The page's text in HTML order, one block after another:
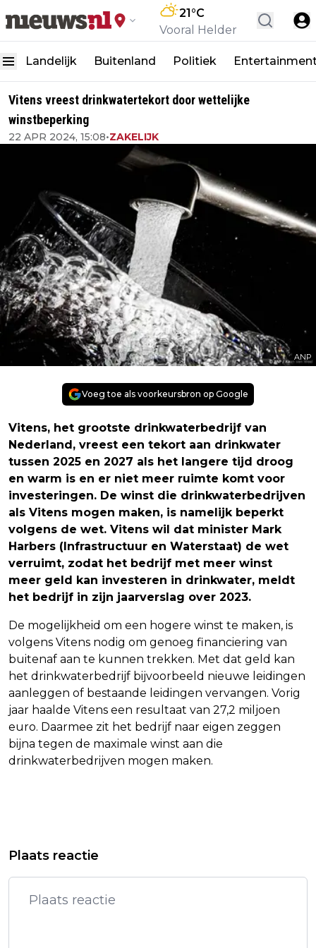
21°C
Vooral Helder
Landelijk Buitenland Politiek
Vitens vreest drinkwatertekort door wettelijke
winstbeperking
22 APR 2024, 15:08•ZAKELIJK
ANP
Voeg toe als voorkeursbron op Google
Vitens, het grootste drinkwaterbedrijf van
Nederland, vreest een tekort aan drinkwater
tussen 2025 en 2027 als het langere tijd droog
en warm is en er niet meer ruimte komt voor
investeringen. De winst die drinkwaterbedrijven
als Vitens mogen maken, is namelijk beperkt
volgens de wet. Vitens wil dat minister Mark
Harbers (Infrastructuur en Waterstaat) de wet
verruimt, zodat het bedrijf met meer winst
meer geld kan investeren in drinkwater, meldt
het bedrijf in zijn jaarverslag over 2023.
De mogelijkheid om een hogere winst te maken, is
volgens Vitens nodig om genoeg financiering van
buitenaf aan te kunnen trekken. Met dat geld kan
het drinkwaterbedrijf bijvoorbeeld nieuwe leidingen
aanleggen of bestaande leidingen vervangen. Vorig
jaar haalde Vitens een resultaat van 27,2 miljoen
euro. Daarmee zit het bedrijf naar eigen zeggen
bijna tegen de maximale winst aan die
drinkwaterbedrijven mogen maken.
ASML OM TE GROEIEN IN NEDERLAND
TOPMAN ING BENADRUKT
INSPANNINGEN OM KLIMAATDOELEN
TE HALEN
Plaats reactie